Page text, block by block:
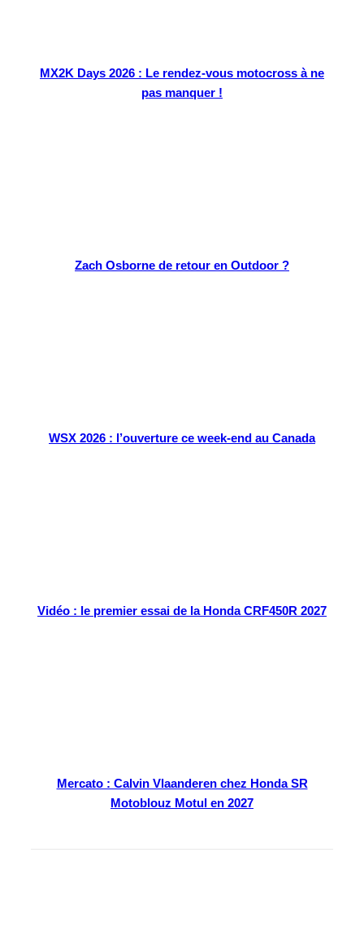
MX2K Days 2026 : Le rendez-vous motocross à ne
pas manquer !
Zach Osborne de retour en Outdoor ?
WSX 2026 : l’ouverture ce week-end au Canada
Vidéo : le premier essai de la Honda CRF450R 2027
Mercato : Calvin Vlaanderen chez Honda SR
Motoblouz Motul en 2027